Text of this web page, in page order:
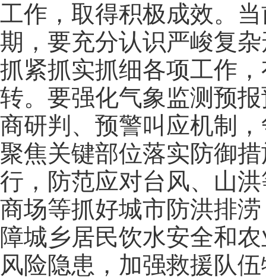
工作，取得积极成效。
期，要充分认识严峻复
抓紧抓实抓细各项工作
转。要强化气象监测预
商研判、预警叫应机制
聚焦关键部位落实防御
行，防范应对台风、山
商场等抓好城市防洪排
障城乡居民饮水安全和
风险隐患，加强救援队